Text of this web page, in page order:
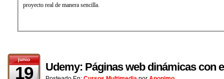
proyecto real de manera sencilla.
junio
19 Udemy: Páginas web dinámicas con